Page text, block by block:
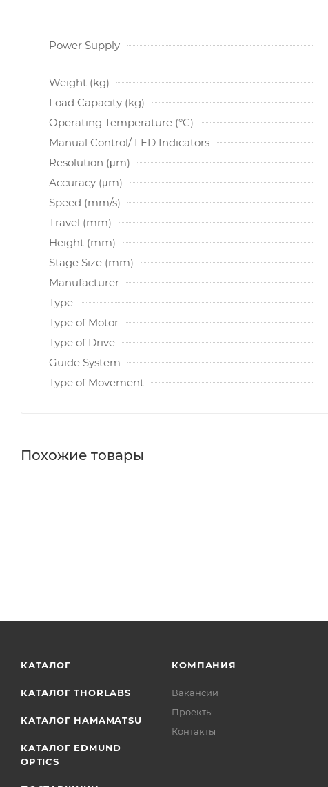
Power Supply
Weight (kg)
Load Capacity (kg)
Operating Temperature (°C)
Manual Control/ LED Indicators
Resolution (μm)
Accuracy (μm)
Speed (mm/s)
Travel (mm)
Height (mm)
Stage Size (mm)
Manufacturer
Type
Type of Motor
Type of Drive
Guide System
Type of Movement
Похожие товары
КАТАЛОГ
КАТАЛОГ THORLABS
КАТАЛОГ HAMAMATSU
КАТАЛОГ EDMUND
OPTICS
КОМПАНИЯ
Вакансии
Проекты
Контакты